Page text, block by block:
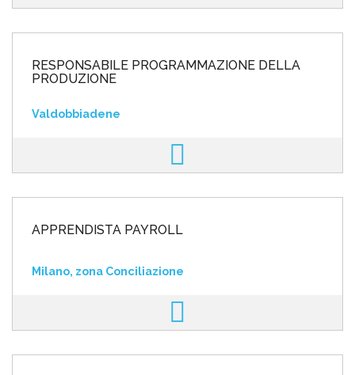
RESPONSABILE PROGRAMMAZIONE DELLA
PRODUZIONE
Valdobbiadene
APPRENDISTA PAYROLL
Milano, zona Conciliazione